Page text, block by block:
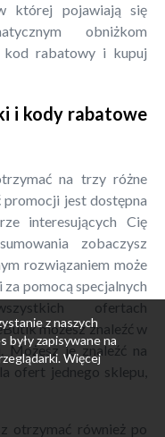
której pojawiają się
obniżkom
kod rabatowy i kupuj
i kody rabatowe
na trzy różne
promocji jest dostępna
interesujących Cię
zobaczysz
rozwiązaniem może
pomocą specjalnych
ofertach
możesz znaleźć w
Możesz je znaleźć na
ofert jednego sklepu,
otrzymać również po
z naszych
były zapisywane na
Więcej